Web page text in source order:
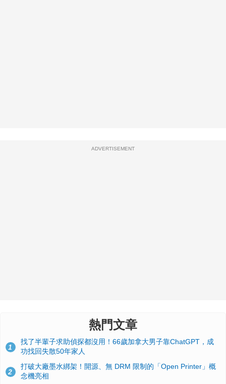
ADVERTISEMENT
熱門文章
1
找了半輩子求助偵探都沒用！66歲加拿大男子靠ChatGPT，成
功找回失散50年家人
2
打破大廠墨水綁架！開源、無 DRM 限制的「Open Printer」概
念機亮相